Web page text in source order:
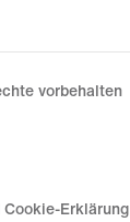
vorbehalten
Erklärung